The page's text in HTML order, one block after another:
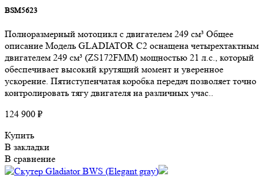
BSM5623
Полноразмерный мотоцикл с двигателем 249 см³ Общее
описание Модель GLADIATOR C2 оснащена четырехтактным
двигателем 249 см³ (ZS172FMM) мощностью 21 л.с., который
обеспечивает высокий крутящий момент и уверенное
ускорение. Пятиступенчатая коробка передач позволяет точно
контролировать тягу двигателя на различных учас..
124 900 ₽
Купить
В закладки
В сравнение